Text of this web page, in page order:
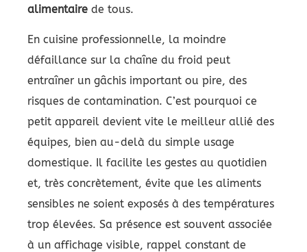
alimentaire de tous.
En cuisine professionnelle, la moindre
défaillance sur la chaîne du froid peut
entraîner un gâchis important ou pire, des
risques de contamination. C’est pourquoi ce
petit appareil devient vite le meilleur allié des
équipes, bien au-delà du simple usage
domestique. Il facilite les gestes au quotidien
et, très concrètement, évite que les aliments
sensibles ne soient exposés à des températures
trop élevées. Sa présence est souvent associée
à un affichage visible, rappel constant de